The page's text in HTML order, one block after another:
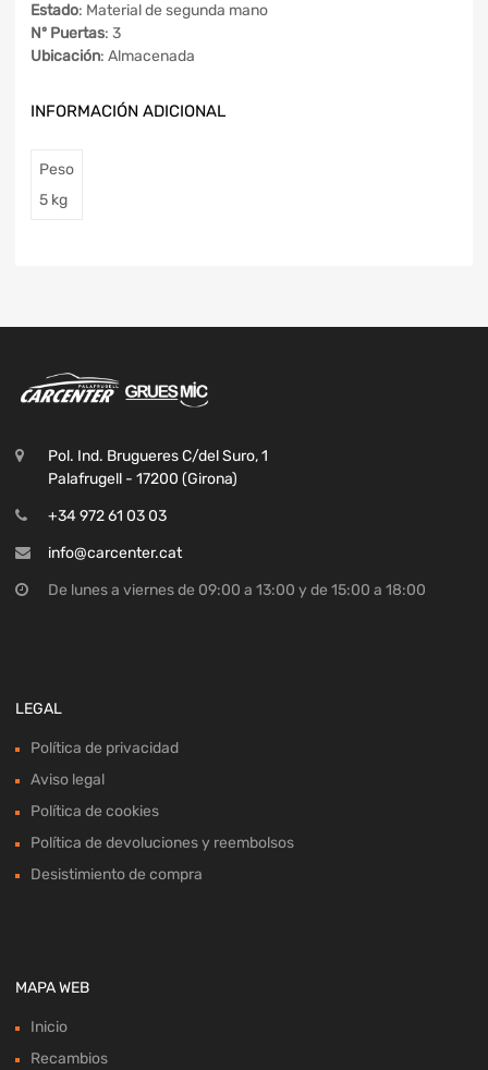
Estado: Material de segunda mano
Nº Puertas: 3
Ubicación: Almacenada
INFORMACIÓN ADICIONAL
Peso
5 kg
Pol. Ind. Brugueres C/del Suro, 1
Palafrugell - 17200 (Girona)
+34 972 61 03 03
info@carcenter.cat
De lunes a viernes de 09:00 a 13:00 y de 15:00 a 18:00
LEGAL
Política de privacidad
Aviso legal
Política de cookies
Política de devoluciones y reembolsos
Desistimiento de compra
MAPA WEB
Inicio
Recambios